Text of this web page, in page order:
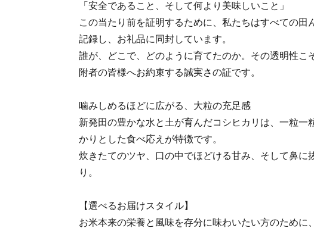
「安全であること、そして何より美味しいこと」
この当たり前を証明するために、私たちはすべての田
記録し、お礼品に同封しています。
誰が、どこで、どのように育てたのか。その透明性こ
附者の皆様へお約束する誠実さの証です。
噛みしめるほどに広がる、大粒の充足感
新発田の豊かな水と土が育んだコシヒカリは、一粒一
かりとした食べ応えが特徴です。
炊きたてのツヤ、口の中でほどける甘み、そして鼻に
り。
【選べるお届けスタイル】
お米本来の栄養と風味を存分に味わいたい方のために